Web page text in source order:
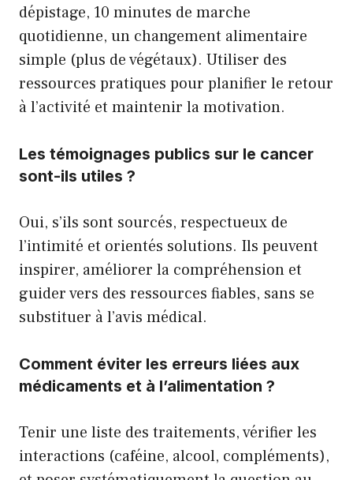
dépistage, 10 minutes de marche
quotidienne, un changement alimentaire
simple (plus de végétaux). Utiliser des
ressources pratiques pour planifier le retour
à l’activité et maintenir la motivation.
Les témoignages publics sur le cancer
sont-ils utiles ?
Oui, s’ils sont sourcés, respectueux de
l’intimité et orientés solutions. Ils peuvent
inspirer, améliorer la compréhension et
guider vers des ressources fiables, sans se
substituer à l’avis médical.
Comment éviter les erreurs liées aux
médicaments et à l’alimentation ?
Tenir une liste des traitements, vérifier les
interactions (caféine, alcool, compléments),